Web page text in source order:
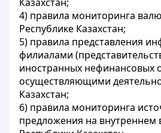
4) правила мониторинга
Республике Казахстан;
5) правила представления
филиалами
иностранных нефинансовых
осуществляющими
Казахстан;
6) правила мониторинга
предложения на